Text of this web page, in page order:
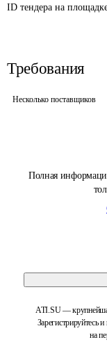
Полная
ATI.SU —
Зарегистрируйтесь
на
ID тендера на
Требования
Несколько поставщиков